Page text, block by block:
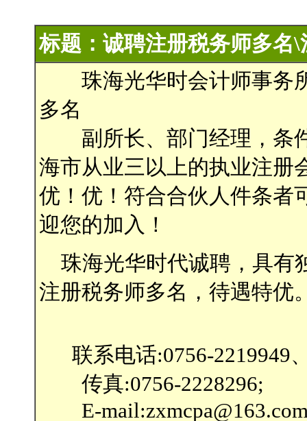
标题：诚聘注册税务师多名
珠海光华时会计师事务
多名
副所长、部门经理，条
海市从业三以上的执业注册
优！优！符合合伙人件条者
迎您的加入！
珠海光华时代诚聘，具有
注册税务师多名，待遇特优
联系电话:0756-2219949
传真:0756-2228296;
E-